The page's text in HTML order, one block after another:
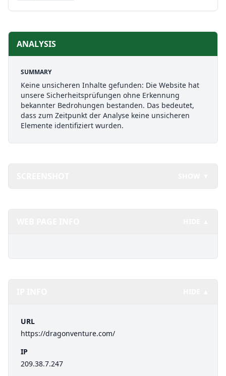
ANALYSIS
SUMMARY
Keine unsicheren Inhalte gefunden: Die Website hat
unsere Sicherheitsprüfungen ohne Erkennung
bekannter Bedrohungen bestanden. Das bedeutet,
dass zum Zeitpunkt der Analyse keine unsicheren
Elemente identifiziert wurden.
URL
https://dragonventure.com/
IP
209.38.7.247